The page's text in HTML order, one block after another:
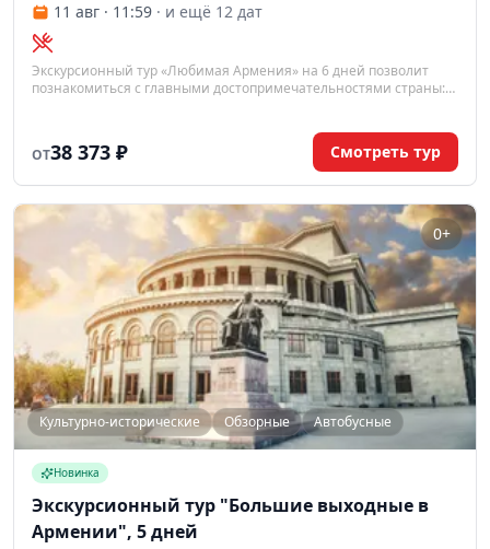
11 авг · 11:59 · и ещё 12 дат
Экскурсионный тур «Любимая Армения» на 6 дней позволит
познакомиться с главными достопримечательностями страны:
ОТ38 373 ₽ Смотреть тур
0+
Культурно-исторические Обзорные Автобусные
Новинка
Экскурсионный тур "Большие выходные в
Армении", 5 дней